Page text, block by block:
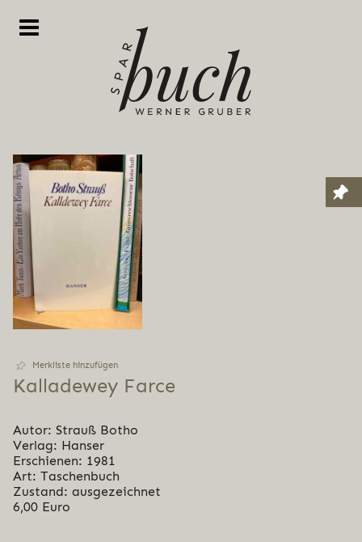
Merkliste hinzufügen
Kal­la­dew­ey Farce
Autor: Strauß Botho
Verlag: Hanser
Erschienen: 1981
Art: Taschenbuch
Zustand: ausgezeichnet
6,00 Euro